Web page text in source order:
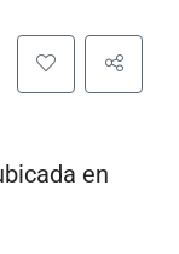
en